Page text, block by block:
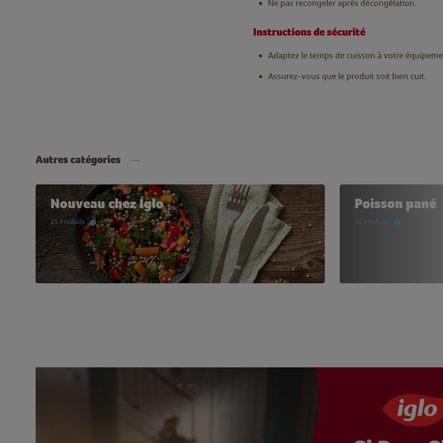
Ne pas recongeler après décongélation.
Instructions de sécurité
Adaptez le temps de cuisson à votre
Assurez-vous que le produit soit bien cuit.
Autres catégories
Nouveau chez Iglo
25 Produits
Poisson pané
15 Produits